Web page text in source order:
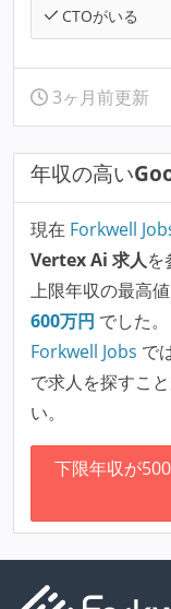
CTOがいる
3ヶ月前更新
年収の高い
現在 Forkwell
Vertex Ai 求人を
上限年収の最高
600万円 でした。
Forkwell Jobs で
で求人を探すこ
い。
下限年収が